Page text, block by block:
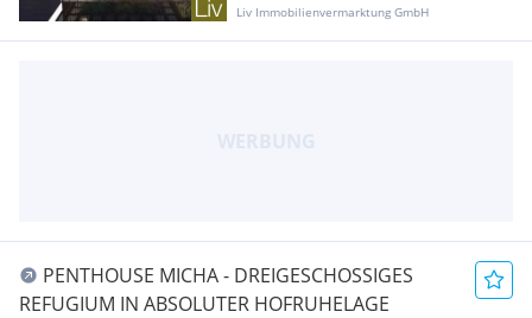
Liv Immobilienvermarktung GmbH
PENTHOUSE MICHA - DREIGESCHOSSIGES
REFUGIUM IN ABSOLUTER HOFRUHELAGE